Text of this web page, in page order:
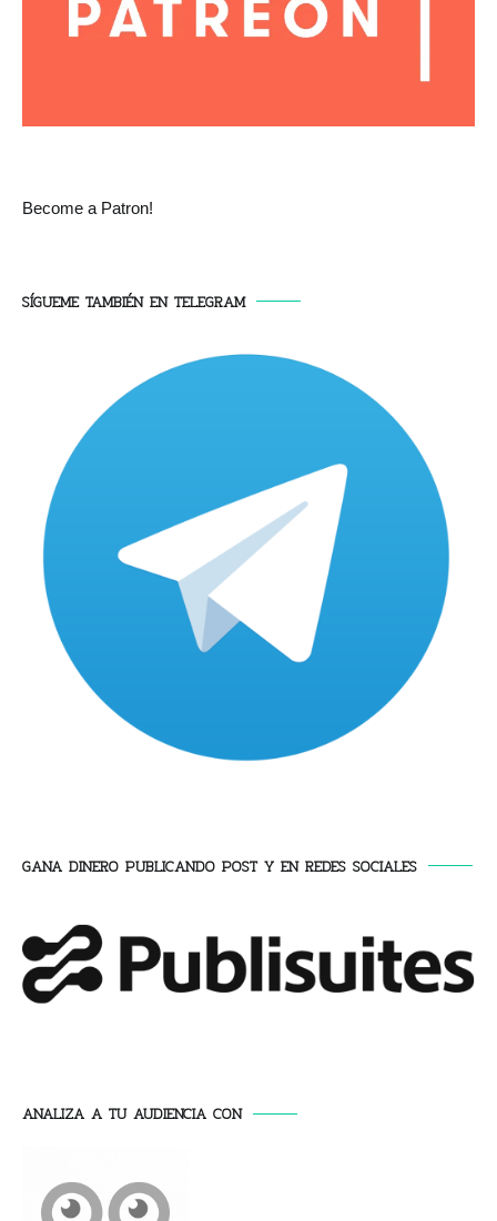
Become a Patron!
SÍGUEME TAMBIÉN EN TELEGRAM
GANA DINERO PUBLICANDO POST Y EN REDES SOCIALES
ANALIZA A TU AUDIENCIA CON